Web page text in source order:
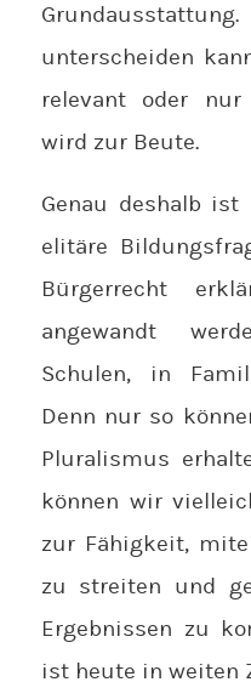
unterscheiden
relevant oder
wird zur Beute.
Genau deshalb ist
elitäre
Bürgerrecht
angewandt
Schulen, in
Denn nur so
Pluralismus
können wir
zur Fähigkeit,
zu streiten und
Ergebnissen zu
ist heute in weiten